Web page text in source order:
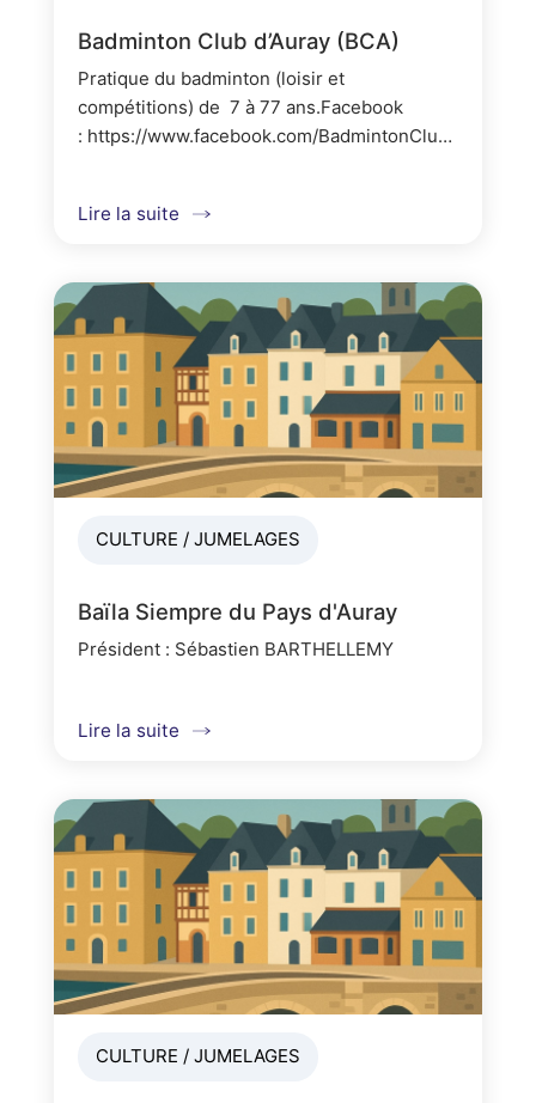
Badminton Club d’Auray (BCA)
Pratique du badminton (loisir et
compétitions) de 7 à 77 ans.Facebook
: https://www.facebook.com/
Lire la suite
CULTURE / JUMELAGES
Baïla Siempre du Pays d'Auray
Président : Sébastien BARTHELLEMY
Lire la suite
CULTURE / JUMELAGES